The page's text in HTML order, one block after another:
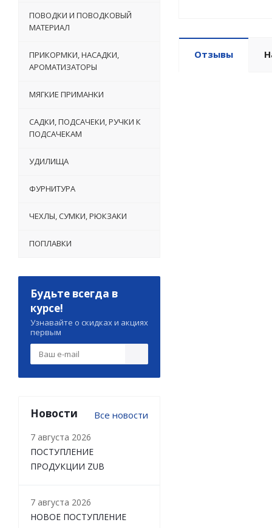
Отзывы
ПОВОДКИ И ПОВОДКОВЫЙ
МАТЕРИАЛ
ПРИКОРМКИ, НАСАДКИ,
АРОМАТИЗАТОРЫ
МЯГКИЕ ПРИМАНКИ
САДКИ, ПОДСАЧЕКИ, РУЧКИ К
ПОДСАЧЕКАМ
УДИЛИЩА
ФУРНИТУРА
ЧЕХЛЫ, СУМКИ, РЮКЗАКИ
ПОПЛАВКИ
Будьте всегда в
курсе!
Узнавайте о скидках и акциях
первым
Новости Все новости
7 августа 2026
ПОСТУПЛЕНИЕ
ПРОДУКЦИИ ZUB
7 августа 2026
НОВОЕ ПОСТУПЛЕНИЕ